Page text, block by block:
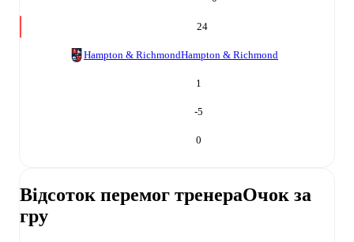
24
Hampton & RichmondHampton & Richmond
1
-5
0
Відсоток перемог тренераОчок за
гру